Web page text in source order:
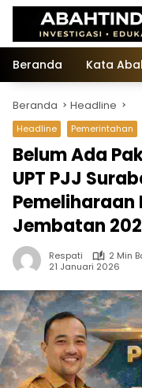
Langsung
konten
Beranda
Kata
Beranda Headline
Headline Pemerintahan
Belum Ada
UPT PJJ
Pemeliharaan
Jembatan
Respati
2 Min
21 Januari 2026